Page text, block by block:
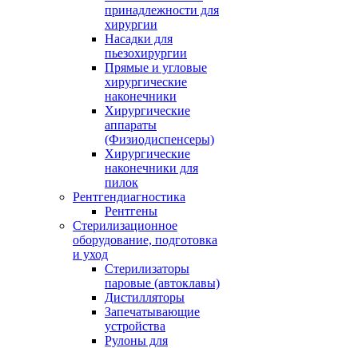
принадлежности для
хирургии
Насадки для
пьезохирургии
Прямые и угловые
хирургические
наконечники
Хирургические
аппараты
(Физиодиспенсеры)
Хирургические
наконечники для
пилок
Рентгендиагностика
Рентгены
Стерилизационное
оборудование, подготовка
и уход
Стерилизаторы
паровые (автоклавы)
Дистилляторы
Запечатывающие
устройства
Рулоны для